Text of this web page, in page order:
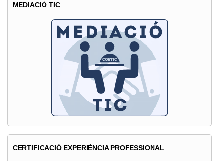
MEDIACIÓ TIC
CERTIFICACIÓ EXPERIÈNCIA PROFESSIONAL